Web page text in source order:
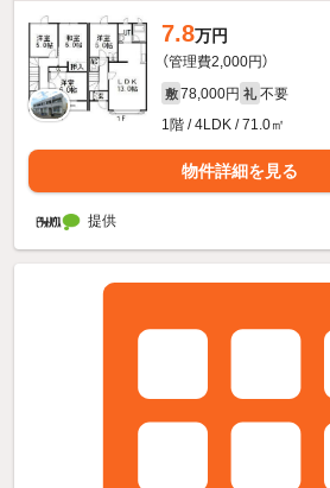
7.8万円
（管理費2,000円）
敷 78,000円 礼 不要
1階 / 4LDK / 71.0㎡
物件詳細を見る
提供